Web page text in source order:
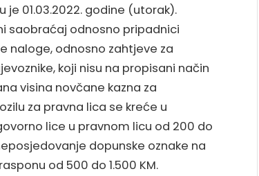
je 01.03.2022. godine (utorak).
saobraćaj odnosno pripadnici
naloge, odnosno zahtjeve za
koji nisu na propisani način
visina novčane kazna za
za pravna lica se kreće u
lice u pravnom licu od 200 do
dopunske oznake na
od 500 do 1.500 KM.